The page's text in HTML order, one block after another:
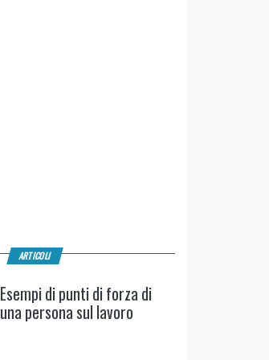
ARTICOLI
Esempi di punti di forza di
una persona sul lavoro